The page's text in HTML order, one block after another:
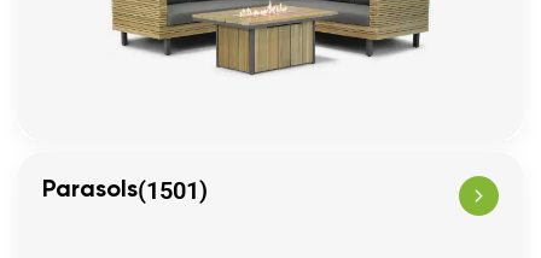
Parasols(1501)